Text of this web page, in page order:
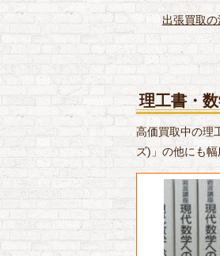
出張買取
理工書・
高価買取中の理
ズ)」の他にも幅